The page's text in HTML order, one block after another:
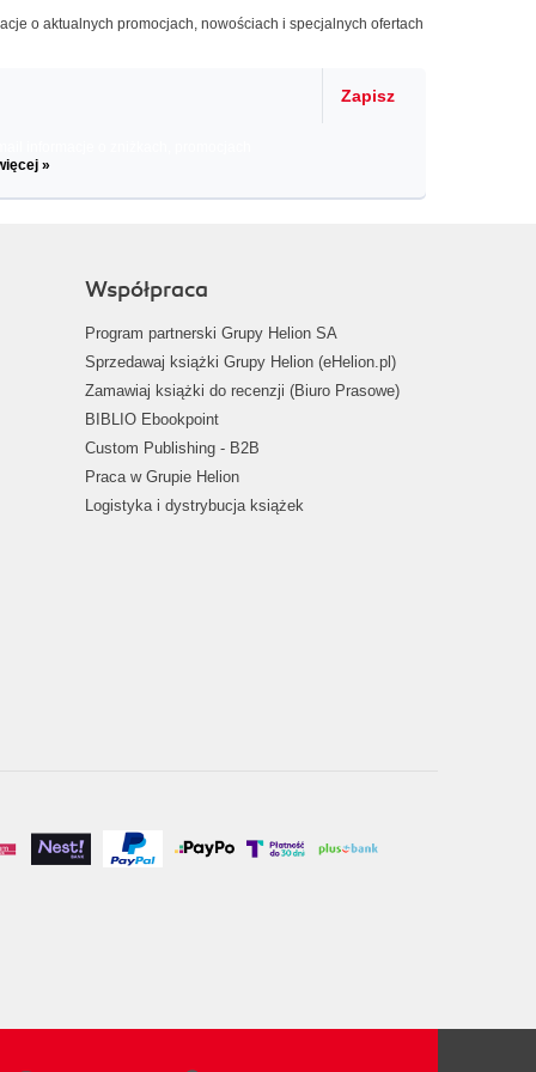
o aktualnych promocjach, nowościach i specjalnych ofertach
Zapisz
»
Współpraca
Program partnerski Grupy Helion SA
Sprzedawaj książki Grupy Helion (eHelion.pl)
Zamawiaj książki do recenzji (Biuro Prasowe)
BIBLIO Ebookpoint
Custom Publishing - B2B
Praca w Grupie Helion
Logistyka i dystrybucja książek